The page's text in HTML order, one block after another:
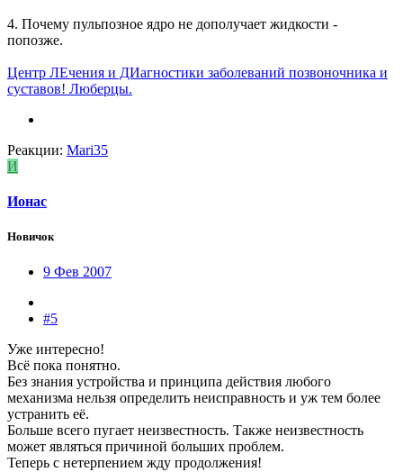
4. Почему пульпозное ядро не дополучает жидкости -
попозже.
Центр ЛЕчения и ДИагностики заболеваний позвоночника и
суставов! Люберцы.
Реакции: Mari35
И
Ионас
Новичок
9 Фев 2007
#5
Уже интересно!
Всё пока понятно.
Без знания устройства и принципа действия любого
механизма нельзя определить неисправность и уж тем более
устранить её.
Больше всего пугает неизвестность. Также неизвестность
может являться причиной больших проблем.
Теперь с нетерпением жду продолжения!